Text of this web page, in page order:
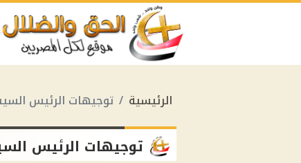
الرئيسية توجيهات الرئيس
توجيهات الرئيس